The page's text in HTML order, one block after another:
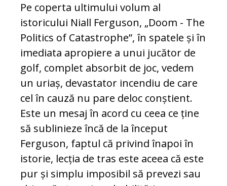
Pe coperta ultimului volum al
istoricului Niall Ferguson, „Doom - The
Politics of Catastrophe”, în spatele și în
imediata apropiere a unui jucător de
golf, complet absorbit de joc, vedem
un uriaș, devastator incendiu de care
cel în cauză nu pare deloc conștient.
Este un mesaj în acord cu ceea ce ține
să sublinieze încă de la început
Ferguson, faptul că privind înapoi în
istorie, lecția de tras este aceea că este
pur și simplu imposibil să prevezi sau